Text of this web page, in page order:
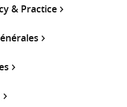
& Practice